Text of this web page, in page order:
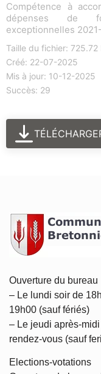
Compétence à
dépenses de
exceptionnelles
Taille du fichier: 725.72
Créé: 22-07-2025
Mis à jour: 10-12-2025
Succès: 29
Ouverture du bureau
– Le lundi soir de
19h00 (sauf fériés)
– Le jeudi après-
rendez-vous (sauf
Elections-votations